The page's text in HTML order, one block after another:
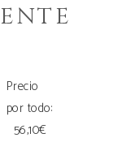
Precio
por todo:
56,10€